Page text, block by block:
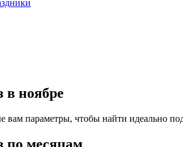
в ноябре
вам параметры, чтобы найти идеально
по месяцам